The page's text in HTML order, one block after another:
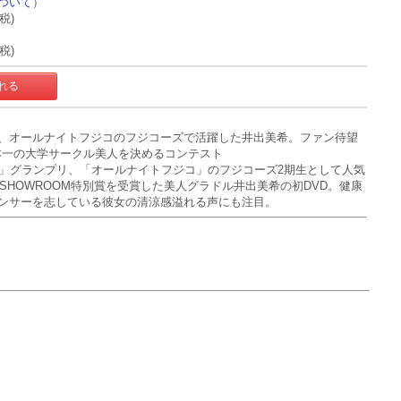
)
)
オールナイトフジコのフジコーズで活躍した井出美希。ファン待望
の大学サークル美人を決めるコンテスト
グランプリ、「オールナイトフジコ」のフジコーズ2期生として人気
特別賞を受賞した美人グラドル井出美希の初DVD。健康
サーを志している彼女の清涼感溢れる声にも注目。